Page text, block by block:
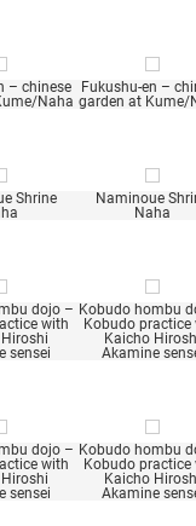
– chinese
Naha
Fukushu-en –
garden at Kume/
Shrine
Naminoue
Naha
dojo –
with
sensei
Kobudo hombu
Kobudo practice
Kaicho
Akamine
dojo –
with
sensei
Kobudo hombu
Kobudo practice
Kaicho
Akamine